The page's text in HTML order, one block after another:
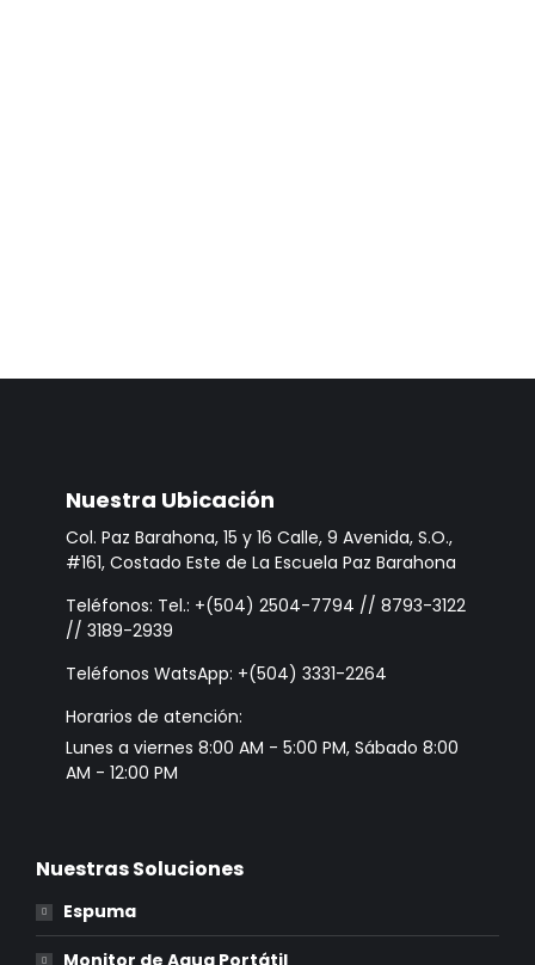
Nuestra Ubicación
Col. Paz Barahona, 15 y 16 Calle, 9 Avenida, S.O.,
#161, Costado Este de La Escuela Paz Barahona
Teléfonos: Tel.: +(504) 2504-7794 // 8793-3122
// 3189-2939
Teléfonos WatsApp: +(504) 3331-2264
Horarios de atención:
Lunes a viernes 8:00 AM - 5:00 PM, Sábado 8:00
AM - 12:00 PM
Nuestras Soluciones
Espuma
Monitor de Agua Portátil